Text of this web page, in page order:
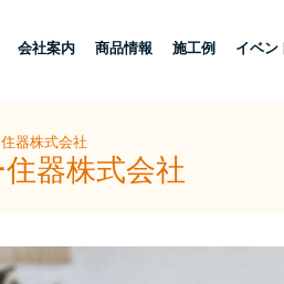
会社案内 商品情報 施工例 イベン
器株式会社
器株式会社